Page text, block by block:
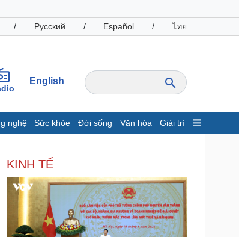
/ Русский / Español / ไทย
English
nghệ Sức khỏe Đời sống Văn hóa Giải trí
sản
Tiêu dùng
Tỷ giá
Chứng khoán
Giá cà phê
KINH TẾ